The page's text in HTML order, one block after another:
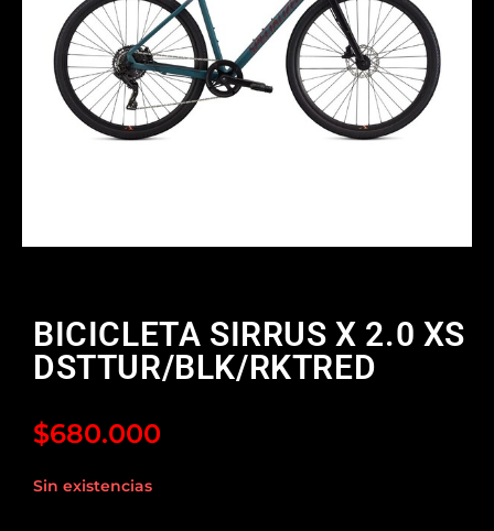
BICICLETA SIRRUS X 2.0 XS
DSTTUR/BLK/RKTRED
$680.000
Sin existencias